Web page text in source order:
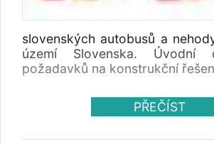
slovenských autobusů a
území Slovenska. Úvodní
požadavků na konstrukční
PŘEČÍST